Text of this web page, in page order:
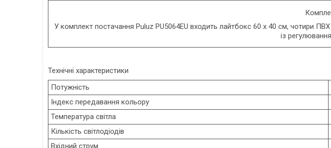
У комплект постачання Puluz PU5064EU входить лайтбокс 60 х 40 см, чотири
із
Технічні характеристики
Потужність
Індекс передавання кольору
Температура світла
Кількість світлодіодів
Вхідний струм